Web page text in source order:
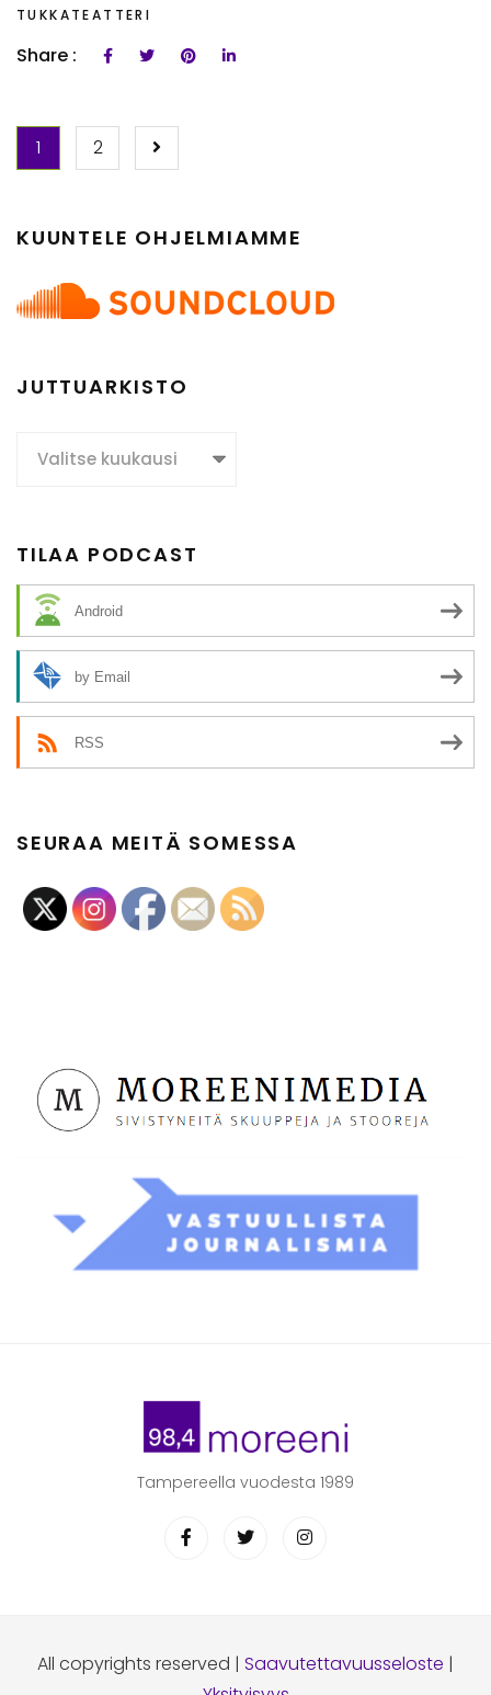
TUKKATEATTERI
Share :
ARTIKKELIEN
1 2
KUUNTELE OHJELMIAMME
JUTTUARKISTO
Juttuarkisto
TILAA PODCAST
Android
by Email
RSS
SEURAA MEITÄ SOMESSA
Tampereella vuodesta 1989
All copyrights reserved | Saavutettavuusseloste |